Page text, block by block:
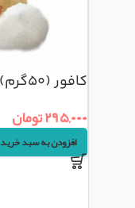
کافور (۵۰گرم)
۲۹۵,۰۰۰تومان
افزودن به سبد خرید